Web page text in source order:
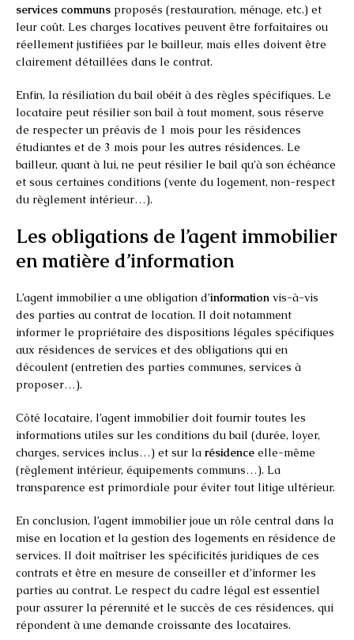
services communs proposés (restauration, ménage, etc.) et
leur coût. Les charges locatives peuvent être forfaitaires ou
réellement justifiées par le bailleur, mais elles doivent être
clairement détaillées dans le contrat.
Enfin, la résiliation du bail obéit à des règles spécifiques. Le
locataire peut résilier son bail à tout moment, sous réserve
de respecter un préavis de 1 mois pour les résidences
étudiantes et de 3 mois pour les autres résidences. Le
bailleur, quant à lui, ne peut résilier le bail qu’à son échéance
et sous certaines conditions (vente du logement, non-respect
du règlement intérieur…).
Les obligations de l’agent immobilier
en matière d’information
L’agent immobilier a une obligation d’information vis-à-vis
des parties au contrat de location. Il doit notamment
informer le propriétaire des dispositions légales spécifiques
aux résidences de services et des obligations qui en
découlent (entretien des parties communes, services à
proposer…).
Côté locataire, l’agent immobilier doit fournir toutes les
informations utiles sur les conditions du bail (durée, loyer,
charges, services inclus…) et sur la résidence elle-même
(règlement intérieur, équipements communs…). La
transparence est primordiale pour éviter tout litige ultérieur.
En conclusion, l’agent immobilier joue un rôle central dans la
mise en location et la gestion des logements en résidence de
services. Il doit maîtriser les spécificités juridiques de ces
contrats et être en mesure de conseiller et d’informer les
parties au contrat. Le respect du cadre légal est essentiel
pour assurer la pérennité et le succès de ces résidences, qui
répondent à une demande croissante des locataires.